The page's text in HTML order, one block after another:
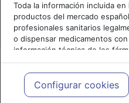
Toda la información incluida
productos del mercado
profesionales sanitarios
o dispensar medicamentos
información técnica de los
meramente informativo,
profesionales facultados
cada caso concreto, el
necesidades del paciente.
Configurar cookies